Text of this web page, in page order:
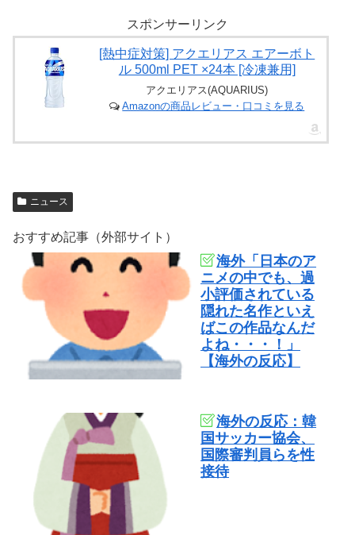
スポンサーリンク
[熱中症対策] アクエリアス エアーボト
ル 500ml PET ×24本 [冷凍兼用]
アクエリアス(AQUARIUS)
Amazonの商品レビュー・口コミを見る
ニュース
おすすめ記事（外部サイト）
海外「日本のア
ニメの中でも、過
小評価されている
隠れた名作といえ
ばこの作品なんだ
よね・・・！」
【海外の反応】
海外の反応：韓
国サッカー協会、
国際審判員らを性
接待